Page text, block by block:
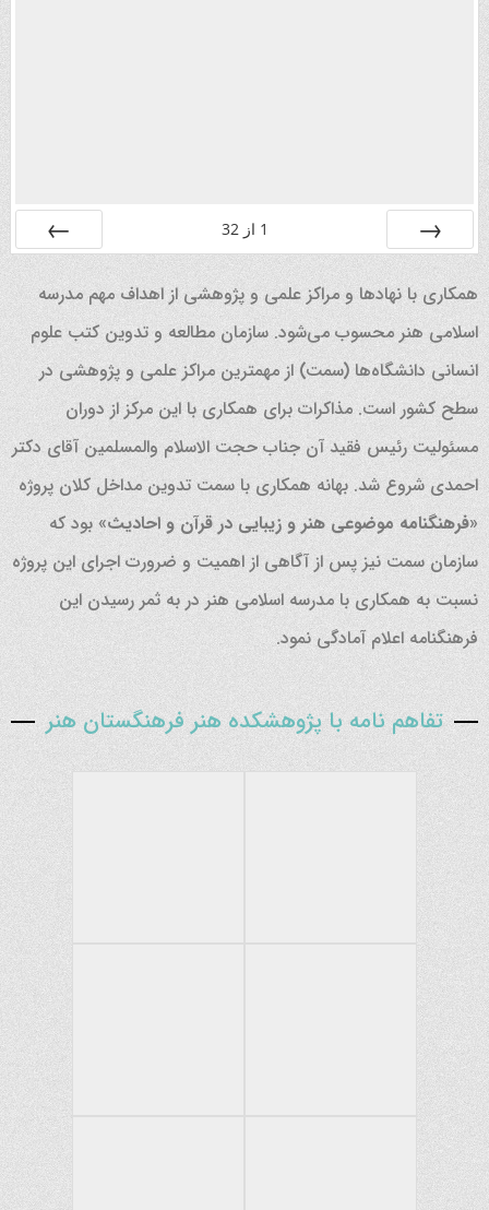
قبلی
1 از 32
بعدی
همکاری با نهادها و مراکز علمی و پژوهشی از اهداف مهم مدرسه
اسلامی هنر محسوب می‌شود. سازمان مطالعه و تدوین کتب علوم
انسانی دانشگاه‌ها (سمت) از مهمترین مراکز علمی و پژوهشی در
سطح کشور است. مذاکرات برای همکاری با این مرکز از دوران
مسئولیت رئیس فقید آن جناب حجت الاسلام والمسلمین آقای دکتر
احمدی شروع شد. بهانه همکاری با سمت تدوین مداخل کلان پروژه
«فرهنگنامه موضوعی هنر و زیبایی در قرآن و احادیث» بود که
سازمان سمت نیز پس از آگاهی از اهمیت و ضرورت اجرای این پروژه
نسبت به همکاری با مدرسه اسلامی هنر در به ثمر رسیدن این
فرهنگنامه اعلام آمادگی نمود.
تفاهم نامه با پژوهشکده هنر فرهنگستان هنر